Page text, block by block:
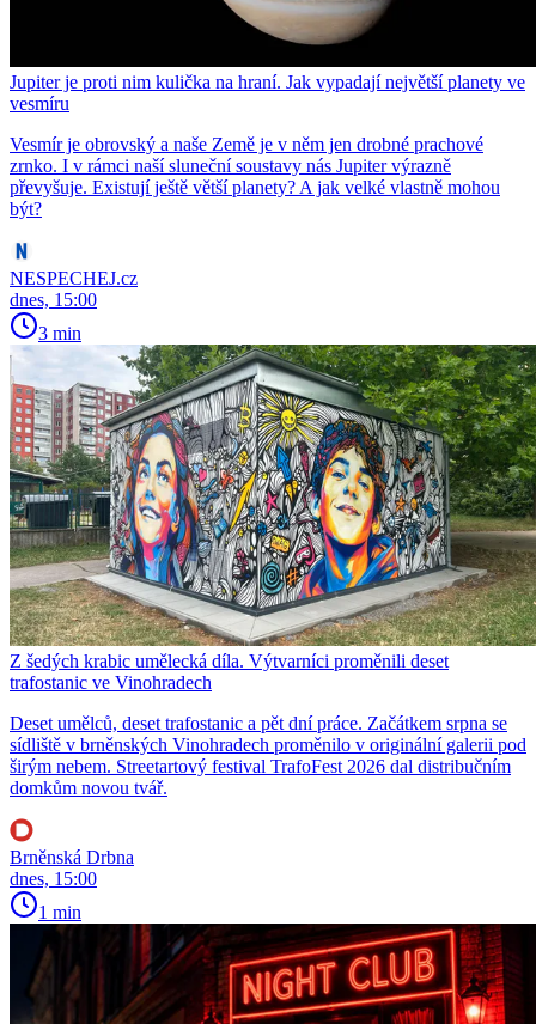
Jupiter je proti nim kulička na hraní. Jak vypadají největší planety ve
vesmíru
Vesmír je obrovský a naše Země je v něm jen drobné prachové
zrnko. I v rámci naší sluneční soustavy nás Jupiter výrazně
převyšuje. Existují ještě větší planety? A jak velké vlastně mohou
být?
NESPECHEJ.cz
dnes, 15:00
3 min
Z šedých krabic umělecká díla. Výtvarníci proměnili deset
trafostanic ve Vinohradech
Deset umělců, deset trafostanic a pět dní práce. Začátkem srpna se
sídliště v brněnských Vinohradech proměnilo v originální galerii pod
širým nebem. Streetartový festival TrafoFest 2026 dal distribučním
domkům novou tvář.
Brněnská Drbna
dnes, 15:00
1 min